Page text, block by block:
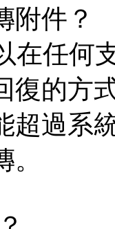
附件？
任何
復的方
超過系